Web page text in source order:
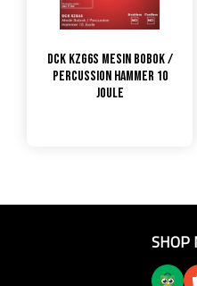
DCK KZG6S Mesin Bobok /
Percussion Hammer 10
Joule
SHOP